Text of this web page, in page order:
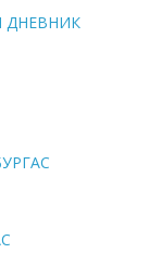
ДНЕВНИК